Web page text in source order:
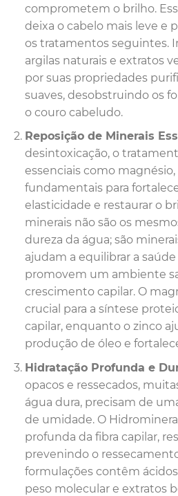
comprometem o brilho.
deixa o cabelo mais leve e
os tratamentos seguintes.
argilas naturais e extratos
por suas propriedades
suaves, desobstruindo os
o couro cabeludo.
Reposição de Minerais
desintoxicação, o
essenciais como
fundamentais para
elasticidade e restaurar o
minerais não são os
dureza da água; são
ajudam a equilibrar a
promovem um ambiente
crescimento capilar. O
crucial para a síntese
capilar, enquanto o zinco
produção de óleo e
Hidratação Profunda e
opacos e ressecados,
água dura, precisam de
de umidade. O
profunda da fibra capilar,
prevenindo o
formulações contêm
peso molecular e extratos